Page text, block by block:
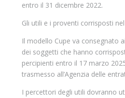
entro il 31 dicembre 2022.
Gli utili e i proventi corrisposti
Il modello Cupe va consegnato
dei soggetti che hanno
percipienti entro il 17 marzo
trasmesso all’Agenzia delle
I percettori degli utili dovranno